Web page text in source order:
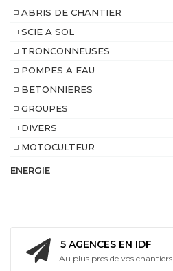
ABRIS DE CHANTIER
SCIE A SOL
TRONCONNEUSES
POMPES A EAU
BETONNIERES
GROUPES
DIVERS
MOTOCULTEUR
ENERGIE
intégrée
5 AGENCES EN IDF
Au plus pres de vos chantiers